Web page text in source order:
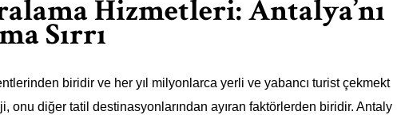
Hizmetleri: Antalya’nı
Sırrı
biridir ve her yıl milyonlarca yerli ve yabancı turist çekmekt
onu diğer tatil destinasyonlarından ayıran faktörlerden biridir. Antaly